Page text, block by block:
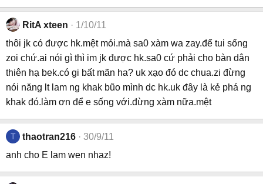
RitA xteen
1/10/11
thôi jk có được hk.mệt mỏi.mà sa0 xàm wa zay.để tui sống
zoi chứ.ai nói gì thì im jk được hk.sa0 cứ phải cho bàn dân
thiên hạ bek.có gi bất mãn ha? uk xạo đó dc chua.zi đừng
nói năng lt lam ng khak bũo mình dc hk.uk đây là kẻ phá ng
khak đó.làm ơn để e sống với.đừng xàm nữa.mệt
T thaotran216
30/9/11
anh cho E lam wen nhaz!